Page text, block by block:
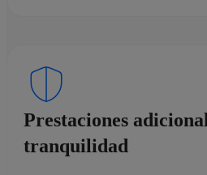
Prestaciones
tranquilidad